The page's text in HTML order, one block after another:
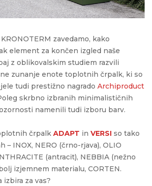
zavedamo, kako
element za končen izgled naše
z oblikovalskim studiem razvili
zunanje enote toplotnih črpalk, ki so
tudi prestižno nagrado Archiproduct
skrbno izbranih minimalističnih
namenili tudi izboru barv.
črpalk ADAPT in VERSI so tako
– INOX, NERO (črno-rjava), OLIO
(antracit), NEBBIA (nežno
izjemnem materialu, CORTEN.
izbira za vas?